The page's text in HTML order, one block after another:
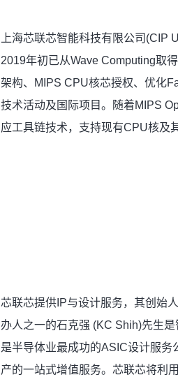
上海芯联芯智能科技有限公司(CIP
2019年初已从Wave Computing取
架构、MIPS CPU核芯授权、优化
技术活动及国际项目。随着MIPS
应工具链技术，支持现有CPU核及
芯联芯提供IP与设计服务，其创始
办人之一的石克强 (KC Shih)先生
是半导体业最成功的ASIC设计服
产的一站式增值服务。芯联芯将利